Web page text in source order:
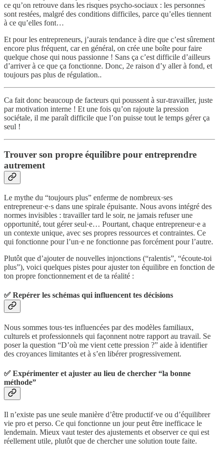
ce qu’on retrouve dans les risques psycho-sociaux : les personnes
sont restées, malgré des conditions difficiles, parce qu’elles tiennent
à ce qu’elles font…
Et pour les entrepreneurs, j’aurais tendance à dire que c’est sûrement
encore plus fréquent, car en général, on crée une boîte pour faire
quelque chose qui nous passionne ! Sans ça c’est difficile d’ailleurs
d’arriver à ce que ça fonctionne. Donc, 2e raison d’y aller à fond, et
toujours pas plus de régulation..
Ca fait donc beaucoup de facteurs qui poussent à sur-travailler, juste
par motivation interne ! Et une fois qu’on rajoute la pression
sociétale, il me paraît difficile que l’on puisse tout le temps gérer ça
seul !
Trouver son propre équilibre pour entreprendre
autrement
Le mythe du “toujours plus” enferme de nombreux·ses
entrepreneur·e·s dans une spirale épuisante. Nous avons intégré des
normes invisibles : travailler tard le soir, ne jamais refuser une
opportunité, tout gérer seul·e… Pourtant, chaque entrepreneur·e a
un contexte unique, avec ses propres ressources et contraintes. Ce
qui fonctionne pour l’un·e ne fonctionne pas forcément pour l’autre.
Plutôt que d’ajouter de nouvelles injonctions (“ralentis”, “écoute-toi
plus”), voici quelques pistes pour ajuster ton équilibre en fonction de
ton propre fonctionnement et de ta réalité :
✅ Repérer les schémas qui influencent tes décisions
Nous sommes tous·tes influencées par des modèles familiaux,
culturels et professionnels qui façonnent notre rapport au travail. Se
poser la question “D’où me vient cette pression ?” aide à identifier
des croyances limitantes et à s’en libérer progressivement.
✅ Expérimenter et ajuster au lieu de chercher “la bonne
méthode”
Il n’existe pas une seule manière d’être productif·ve ou d’équilibrer
vie pro et perso. Ce qui fonctionne un jour peut être inefficace le
lendemain. Mieux vaut tester des ajustements et observer ce qui est
réellement utile, plutôt que de chercher une solution toute faite.